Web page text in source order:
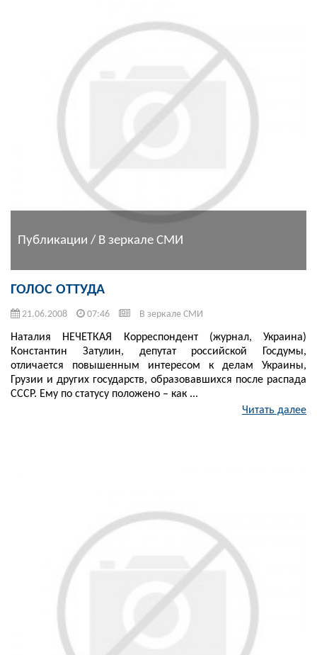
Публикации / В зеркале СМИ
ГОЛОС ОТТУДА
21.06.2008 07:46 В зеркале СМИ
Наталия НЕЧЕТКАЯ Корреспондент (журнал, Украина)
Константин Затулин, депутат российской Госдумы,
отличается повышенным интересом к делам Украины,
Грузии и других государств, образовавшихся после распада
СССР. Ему по статусу положено – как ...
Читать далее